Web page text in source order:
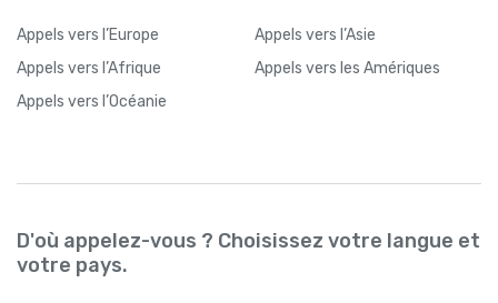
Appels vers l’Europe Appels vers l’Asie
Appels vers l’Afrique Appels vers les Amériques
Appels vers l’Océanie
D'où appelez-vous ? Choisissez votre langue et
votre pays.